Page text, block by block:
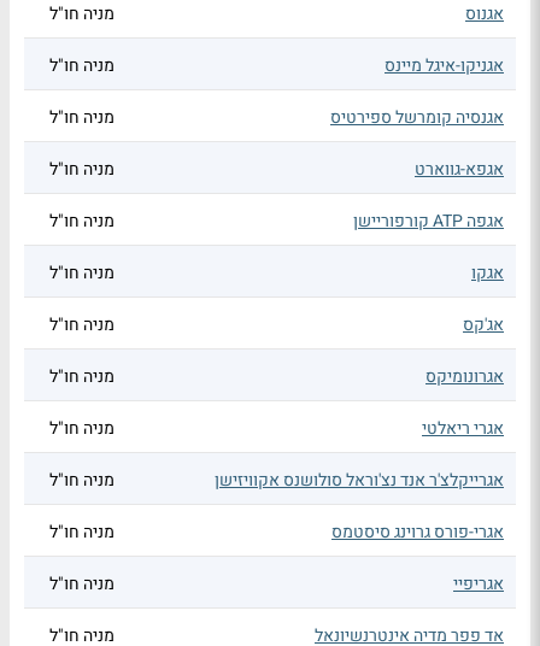
אגנוס מניה חו"ל
אגניקו-איגל מיינס מניה חו"ל
אגנסיה קומרשל ספירטיס מניה חו"ל
אגפא-גווארט מניה חו"ל
אגפה ATP קורפוריישן מניה חו"ל
אגקו מניה חו"ל
אג'קס מניה חו"ל
אגרונומיקס מניה חו"ל
אגרי ריאלטי מניה חו"ל
אגרייקלצ'ר אנד נצ'וראל סולושנס אקוויזישן מניה חו"ל
אגרי-פורס גרוינג סיסטמס מניה חו"ל
אגריפיי מניה חו"ל
אד פפר מדיה אינטרנשיונאל מניה חו"ל